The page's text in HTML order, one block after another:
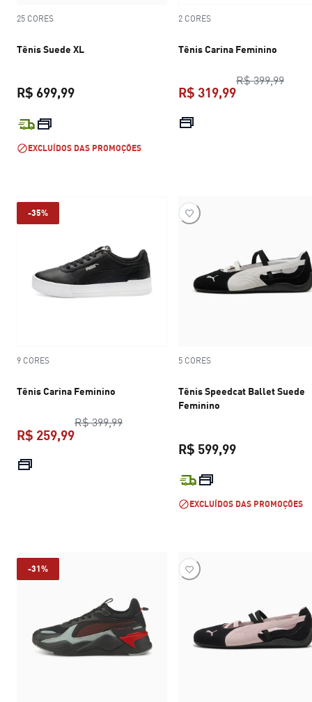
25 CORES
Tênis Suede XL
R$ 699,99
preço atual R$ 699,99
EXCLUÍDOS DAS PROMOÇÕES
2 CORES
Tênis Carina Feminino
R$ 399,99
R$ 319,99
-35%
9 CORES
Tênis Carina Feminino
R$ 399,99preço original R$ 399,99
R$ 259,99
5 CORES
Tênis Speedcat Ballet Suede
Feminino
R$ 599,99
EXCLUÍDOS DAS PROMOÇÕES
-31%